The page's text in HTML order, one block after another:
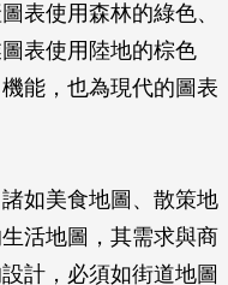
表使用森林的綠色、
表使用陸地的棕色
能，也為現代的圖表
如美食地圖、散策地
活地圖，其需求與商
計，必須如街道地圖